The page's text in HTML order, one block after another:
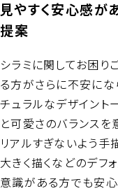
見やすく安心感が
提案
シラミに関してお困り
る方がさらに不安にな
チュラルなデザイント
と可愛さのバランスを
リアルすぎないよう手
大きく描くなどのデフ
意識がある方でも安